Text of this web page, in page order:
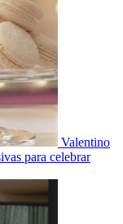
Valentino
para celebrar